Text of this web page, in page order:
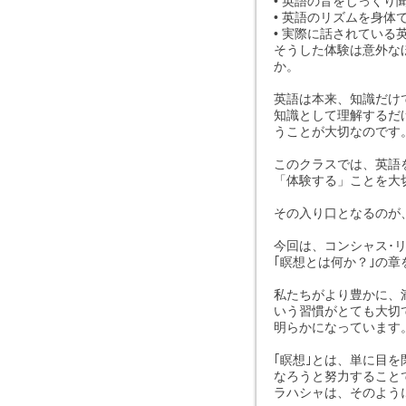
• 英語のリズムを身体
• 実際に話されている
そうした体験は意外
か。
英語は本来、知識だけ
知識として理解するだ
うことが大切なのです
このクラスでは、英
「体験する」ことを
その入り口となるの
今回は、コンシャス･
｢瞑想とは何か？｣の
私たちがより豊かに、
いう習慣がとても大
明らかになっています
｢瞑想｣とは、単に目
なろうと努力すること
ラハシャは、そのよ